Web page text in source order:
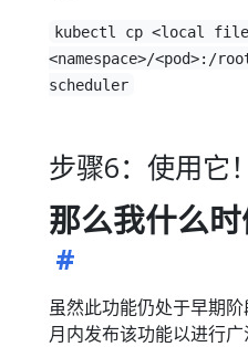
kubectl cp <local
<namespace>/<pod>:/
scheduler
步骤6：使用它！
那么我什么时
虽然此功能仍处于早期
月内发布该功能以进行广